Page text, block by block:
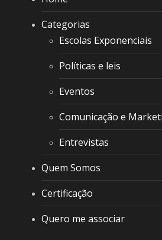
Categorias
Escolas Exponenciais
Políticas e leis
Eventos
Comunicação e
Entrevistas
Quem Somos
Certificação
Quero me associar